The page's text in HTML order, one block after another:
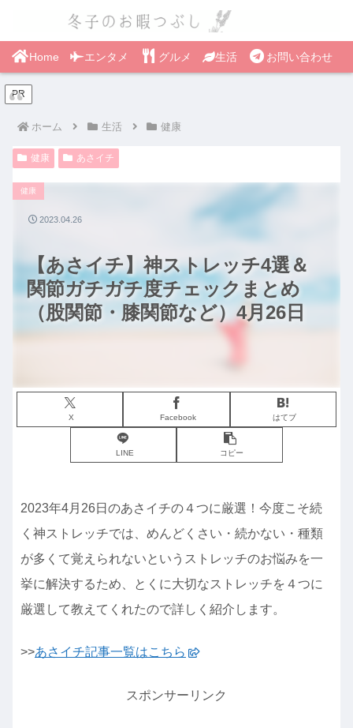
Home エンタメ グルメ 生活 お問い合わせ
PR
ホーム 生活 健康
健康 あさイチ
【あさイチ】神ストレッチ4選＆
関節ガチガチ度チェックまとめ
（股関節・膝関節など）4月26日
健康
X Facebook はてブ
LINE コピー
2023.04.26
2023年4月26日のあさイチの４つに厳選！今度こそ続
く神ストレッチでは、めんどくさい・続かない・種類
が多くて覚えられないというストレッチのお悩みを一
挙に解決するため、とくに大切なストレッチを４つに
厳選して教えてくれたので詳しく紹介します。
>>あさイチ記事一覧はこちら
スポンサーリンク